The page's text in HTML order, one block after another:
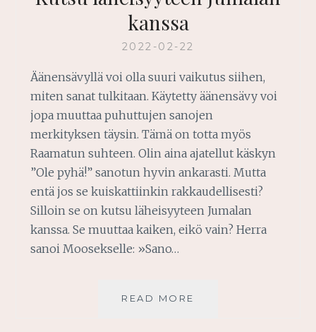
kanssa
2022-02-22
Äänensävyllä voi olla suuri vaikutus siihen,
miten sanat tulkitaan. Käytetty äänensävy voi
jopa muuttaa puhuttujen sanojen
merkityksen täysin. Tämä on totta myös
Raamatun suhteen. Olin aina ajatellut käskyn
”Ole pyhä!” sanotun hyvin ankarasti. Mutta
entä jos se kuiskattiinkin rakkaudellisesti?
Silloin se on kutsu läheisyyteen Jumalan
kanssa. Se muuttaa kaiken, eikö vain? Herra
sanoi Moosekselle: »Sano…
READ MORE